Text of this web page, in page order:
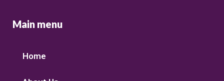
Main menu
Home